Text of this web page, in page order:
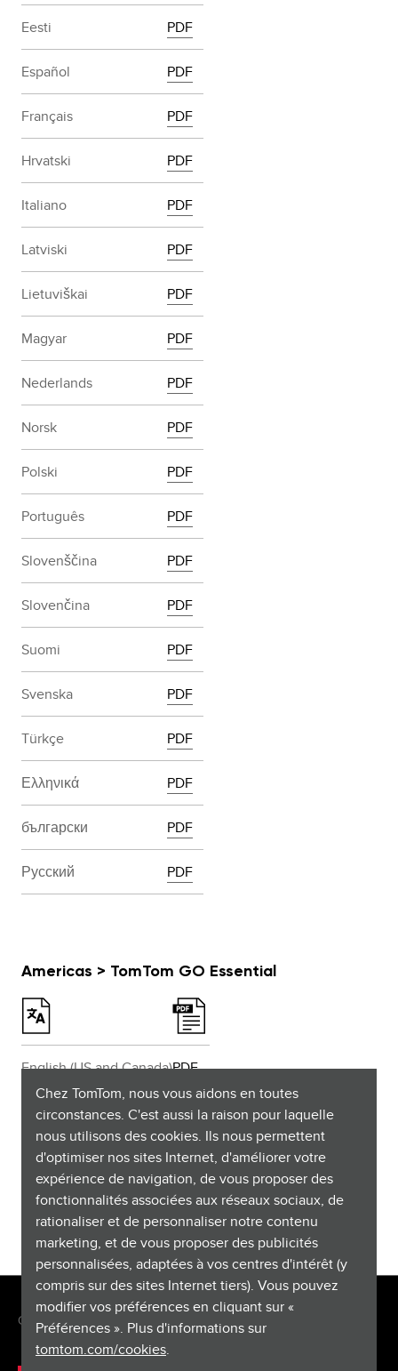
Chez TomTom, nous vous aidons en toutes
circonstances. C'est aussi la raison pour laquelle
nous utilisons des cookies. Ils nous permettent
d'optimiser nos sites Internet, d'améliorer votre
expérience de navigation, de vous proposer des
fonctionnalités associées aux réseaux sociaux, de
rationaliser et de personnaliser notre contenu
marketing, et de vous proposer des publicités
personnalisées, adaptées à vos centres d'intérêt (y
compris sur des sites Internet tiers). Vous pouvez
modifier vos préférences en cliquant sur «
Préférences ». Plus d'informations sur
tomtom.com/cookies.
Eesti PDF
Español PDF
Français PDF
Hrvatski PDF
Italiano PDF
Latviski PDF
Lietuviškai PDF
Magyar PDF
Nederlands PDF
Norsk PDF
Polski PDF
Português PDF
Slovenščina PDF
Slovenčina PDF
Suomi PDF
Svenska PDF
Türkçe PDF
Ελληνικά PDF
български PDF
Русский PDF
Americas > TomTom GO Essential
English (US and Canada)PDF
Español (Latinoamérica) PDF
Français (Canada) PDF
Português (Brasil) PDF
Copyright © 2026 TomTom International BV. All rights reserved.